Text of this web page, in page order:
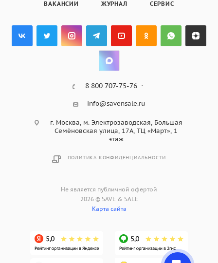
ВАКАНСИИ ЖУРНАЛ СЕРВИС
8 800 707-75-76
info@savensale.ru
г. Москва, м. Электрозаводская, Большая
Семёновская улица, 17А, ТЦ «Март», 1
этаж
ПОЛИТИКА КОНФИДЕНЦИАЛЬНОСТИ
Не является публичной офертой
2026 © SAVE & SALE
Карта сайта